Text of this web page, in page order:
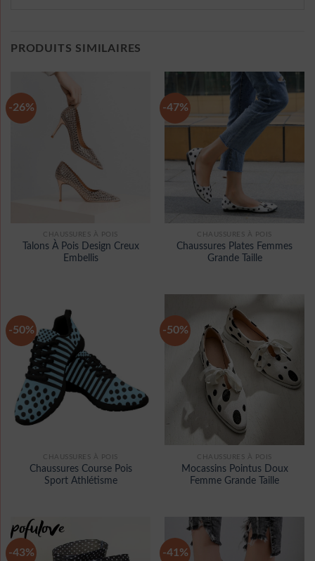
PRODUITS SIMILAIRES
-26%
CHAUSSURES À POIS
Talons À Pois Design Creux
Embellis
-47%
CHAUSSURES À POIS
Chaussures Plates Femmes
Grande Taille
-50%
CHAUSSURES À POIS
Chaussures Course Pois
Sport Athlétisme
-50%
CHAUSSURES À POIS
Mocassins Pointus Doux
Femme Grande Taille
-43% -41%